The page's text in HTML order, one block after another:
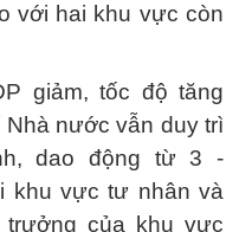
với hai khu vực còn
giảm, tốc độ tăng
nước vẫn duy trì
dao động từ 3 -
khu vực tư nhân và
của khu vực